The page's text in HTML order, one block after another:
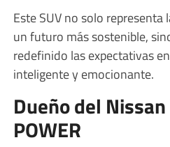
Este SUV no solo representa
un futuro más sostenible,
redefinido las expectativas
inteligente y emocionante.
Dueño del
POWER